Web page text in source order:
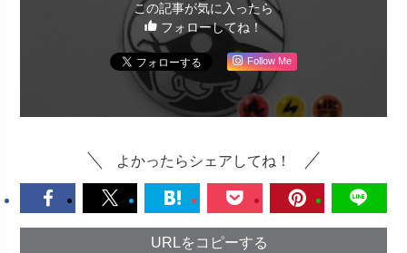
この記事が気に入ったら
フォローしてね！
Follow Me
よかったらシェアしてね！
URLをコピーする